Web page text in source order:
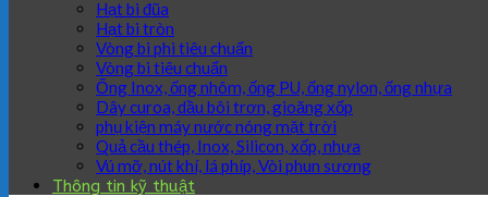
Hạt bi đũa
Hạt bi tròn
Vòng bi phi tiêu chuẩn
Vòng bi tiêu chuẩn
Ống Inox, ống nhôm, ống PU, ống nylon, ống nhựa
Dây curoa, dầu bôi trơn, gioăng xốp
phụ kiện máy nước nóng mặt trời
Quả cầu thép, Inox, Silicon, xốp, nhựa
Vú mỡ, nút khí, lá phíp, Vòi phun sương
Thông tin kỹ thuật